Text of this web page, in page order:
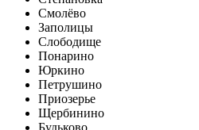
Смолёво
Заполицы
Слободище
Понарино
Юркино
Петрушино
Приозерье
Щербинино